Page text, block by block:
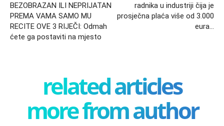
BEZOBRAZAN ILI NEPRIJATAN
PREMA VAMA SAMO MU
RECITE OVE 3 RIJEČI: Odmah
ćete ga postaviti na mjesto
radnika u industriji čija je
prosječna plaća više od 3.000
eura…
related articles
more from author